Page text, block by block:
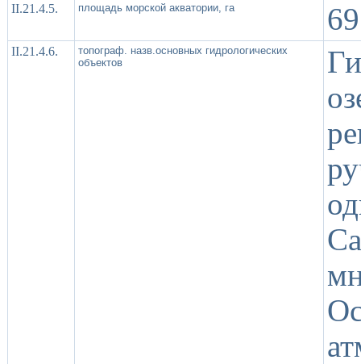
II.21.4.5. площадь морской акватории, га 69
II.21.4.6.
топограф. назв.основных гидрологических
объектов